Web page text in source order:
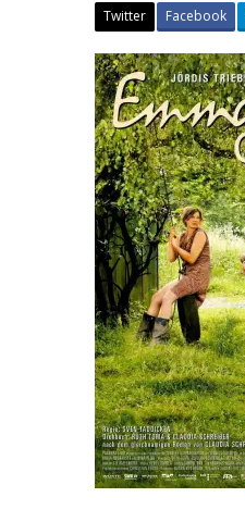
Twitter Facebook
C
r
í
t
i
c
a
:
A
A
l
e
g
r
i
a
d